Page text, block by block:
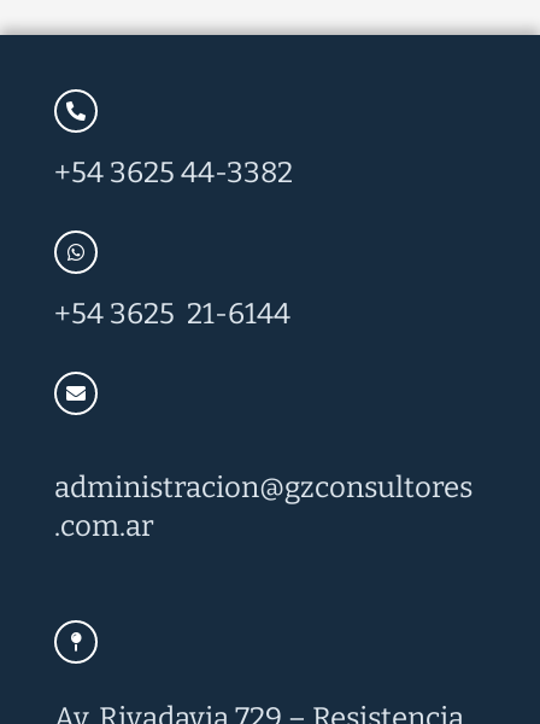
+54 3625 44-3382
+54 3625 21-6144
administracion@gzconsultores
.com.ar